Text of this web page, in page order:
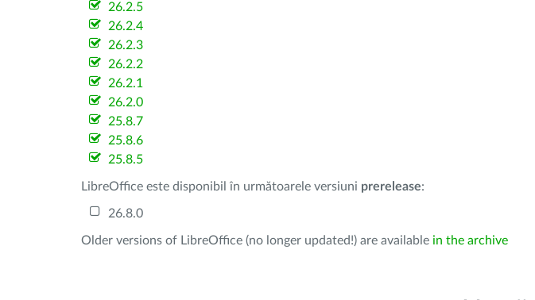
26.2.5
26.2.4
26.2.3
26.2.2
26.2.1
26.2.0
25.8.7
25.8.6
25.8.5
LibreOffice este disponibil în următoarele versiuni prerelease:
26.8.0
Older versions of LibreOffice (no longer updated!) are available in the archive